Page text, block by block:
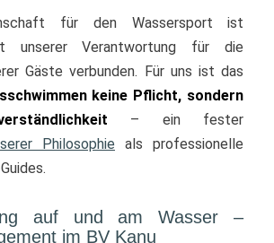
für den Wassersport ist
unserer Verantwortung für die
Gäste verbunden. Für uns ist das
keine Pflicht, sondern
– ein fester
Philosophie als professionelle
auf und am Wasser –
im BV Kanu